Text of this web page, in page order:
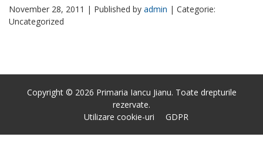
November 28, 2011 | Published by admin | Categorie:
Uncategorized
Copyright © 2026 Primaria Iancu Jianu. Toate drepturile
rezervate.
Utilizare cookie-uri
GDPR